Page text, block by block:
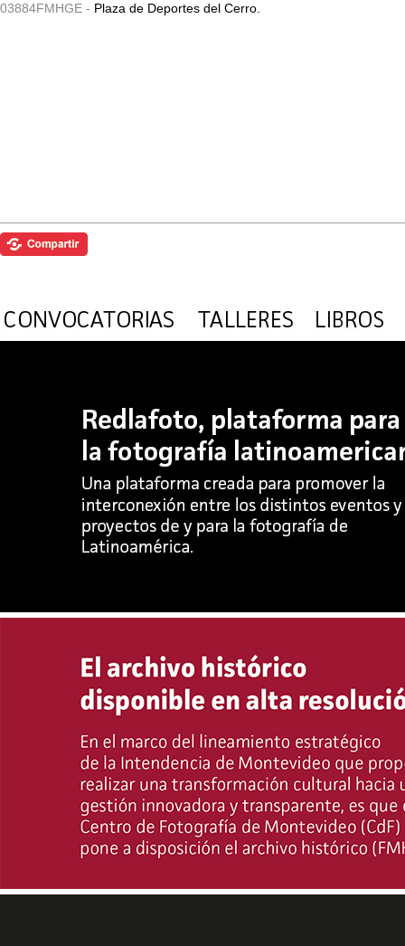
03884FMHGE - Plaza de Deportes del Cerro.